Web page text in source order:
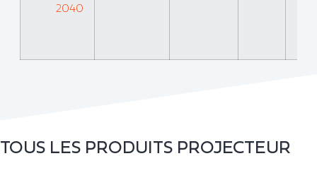
2040
TOUS LES PRODUITS PROJECTEUR